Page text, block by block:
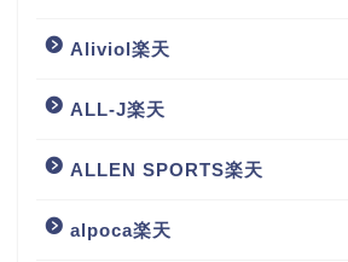
Aliviol楽天
ALL-J楽天
ALLEN SPORTS楽天
alpoca楽天